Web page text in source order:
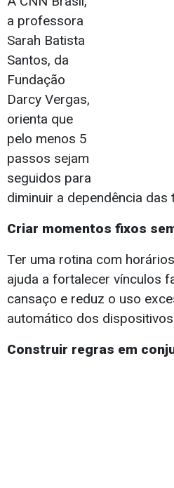
a professora
Sarah Batista
Santos, da
Fundação
Darcy Vergas,
orienta que
pelo menos 5
passos sejam
seguidos para
diminuir a dependência das
Criar momentos fixos
Ter uma rotina com
ajuda a fortalecer vínculos
cansaço e reduz o uso
automático dos
Construir regras em